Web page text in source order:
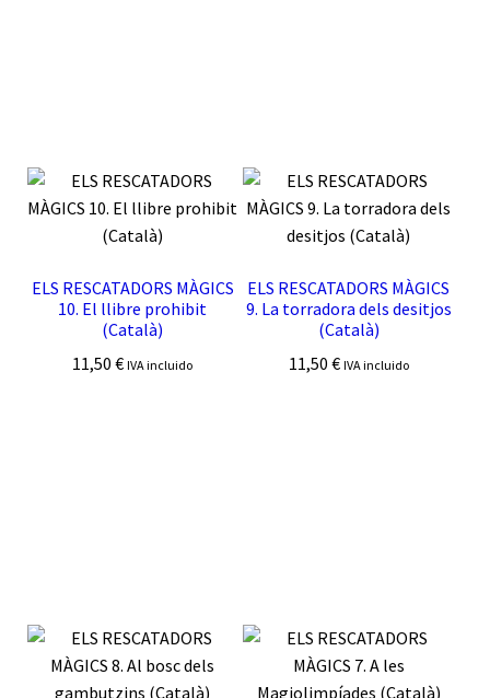
ELS RESCATADORS MÀGICS
10. El llibre prohibit
(Català)
11,50€ IVA incluido
ELS RESCATADORS MÀGICS
9. La torradora dels desitjos
(Català)
11,50 € IVA incluido